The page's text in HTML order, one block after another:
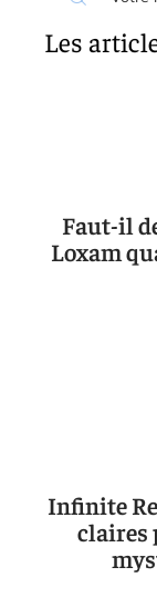
Les
Faut-il
Loxam
Infinite
claires